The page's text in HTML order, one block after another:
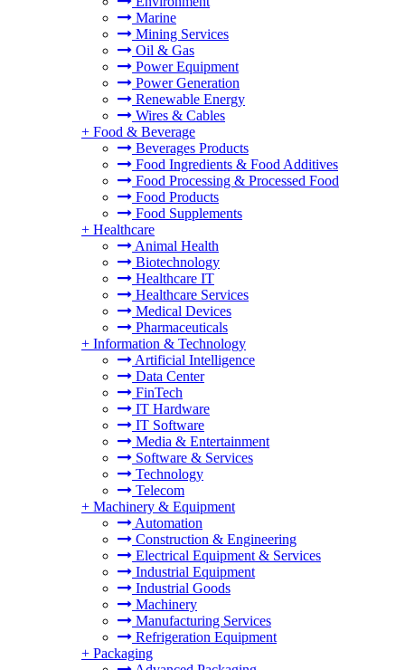
Marine
Mining Services
Oil & Gas
Power Equipment
Power Generation
Renewable Energy
Wires & Cables
+ Food & Beverage
Beverages Products
Food Ingredients & Food Additives
Food Processing & Processed Food
Food Products
Food Supplements
+ Healthcare
Animal Health
Biotechnology
Healthcare IT
Healthcare Services
Medical Devices
Pharmaceuticals
+ Information & Technology
Artificial Intelligence
Data Center
FinTech
IT Hardware
IT Software
Media & Entertainment
Software & Services
Technology
Telecom
+ Machinery & Equipment
Automation
Construction & Engineering
Electrical Equipment & Services
Industrial Equipment
Industrial Goods
Machinery
Manufacturing Services
Refrigeration Equipment
+ Packaging